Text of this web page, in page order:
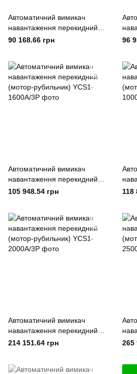
Автоматичний вимикач
навантаження перекидний
(мотор-рубильник) YCS1-
90 168.66 грн 96
Автоматичний вимикач
навантаження перекидний
(мотор-рубильник) YCS1-
105 948.54 грн 118
Автоматичний вимикач
навантаження перекидний
(мотор-рубильник) YCS1-
214 151.64 грн 265